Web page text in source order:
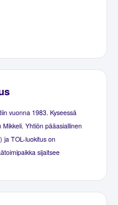
vuonna 1983. Kyseessä
Yhtiön pääasiallinen
ja TOL-luokitus on
sijaitsee